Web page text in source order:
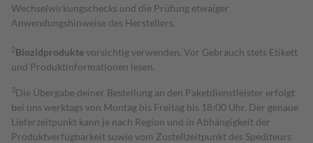
Wechselwirkungschecks und die Prüfung etwaiger
Anwendungshinweise des Herstellers.
2Biozidproduktevorsichtig verwenden. Vor Gebrauch stets Etikett
und Produktinformationen lesen.
3Die Übergabe deiner Bestellung an den Paketdienstleister erfolgt
bei uns werktags von Montag bis Freitag bis 18:00 Uhr. Der genaue
Lieferzeitpunkt kann je nach Region und in Abhängigkeit der
Produktverfügbarkeit sowie vom Zustellzeitpunkt des Spediteurs